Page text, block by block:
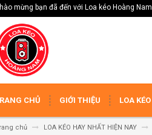
mừng bạn đã đến với Loa kéo Hoàng Nam
CHỦ GIỚI THIỆU LOA KÉO
chủ LOA KÉO HAY NHẤT HIỆN NAY